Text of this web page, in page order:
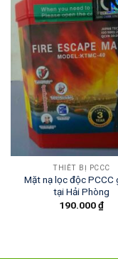
THIẾT BỊ PCCC
Mặt nạ lọc độc PCCC
tại Hải Phòng
190.000₫